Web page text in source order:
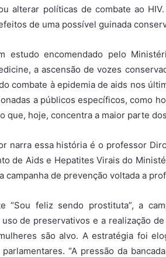
alterar políticas de combate ao
de uma possível guinada
estudo encomendado pelo
a ascensão de vozes
combate à epidemia de aids nos
a públicos específicos, como
que, hoje, concentra a maior parte
narra essa história é o professor
de Aids e Hepatites Virais do
campanha de prevenção voltada a
“Sou feliz sendo prostituta”, a
de preservativos e a realização
são alvo. A estratégia foi
parlamentares. “A pressão da